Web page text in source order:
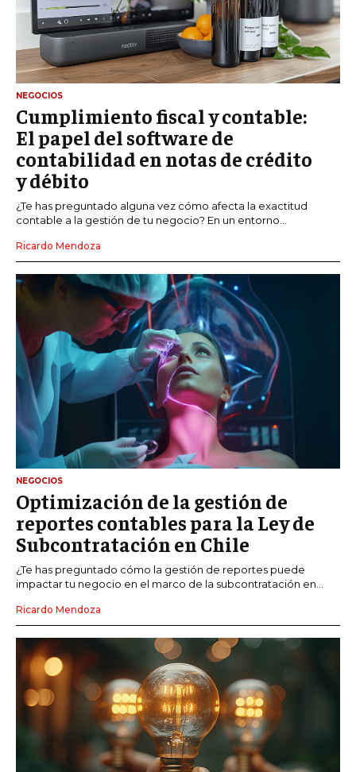
NEGOCIOS
Cumplimiento fiscal y contable:
El papel del software de
contabilidad en notas de crédito
y débito
¿Te has preguntado alguna vez cómo afecta la exactitud
contable a la gestión de tu negocio? En un entorno...
Ricardo Mendoza
NEGOCIOS
Optimización de la gestión de
reportes contables para la Ley de
Subcontratación en Chile
¿Te has preguntado cómo la gestión de reportes puede
impactar tu negocio en el marco de la subcontratación en...
Ricardo Mendoza